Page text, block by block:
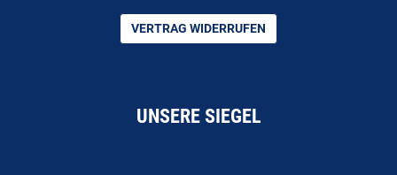
VERTRAG WIDERRUFEN
UNSERE SIEGEL